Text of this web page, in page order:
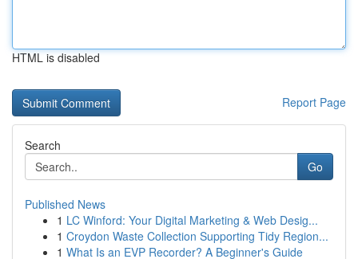
HTML is disabled
Report Page
Search
Go
Published News
1 LC Winford: Your Digital Marketing & Web Desig...
1 Croydon Waste Collection Supporting Tidy Region...
1 What Is an EVP Recorder? A Beginner's Guide